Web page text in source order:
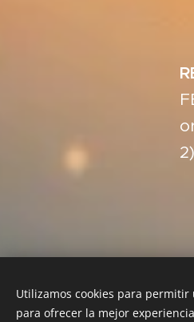
Utilizamos cookies para
para ofrecer la mejor